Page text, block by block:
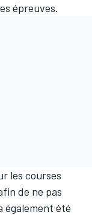
épreuves.
les courses
de ne pas
également été